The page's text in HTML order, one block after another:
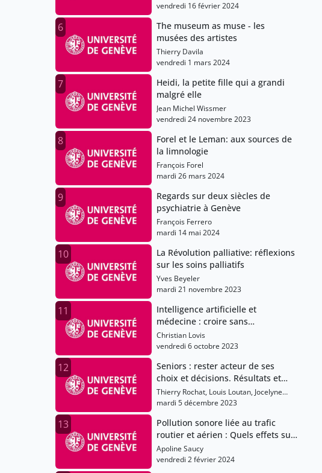
vendredi 16 février 2024
6
The museum as muse - les
musées des artistes
Thierry Davila
vendredi 1 mars 2024
7
Heidi, la petite fille qui a grandi
malgré elle
Jean Michel Wissmer
vendredi 24 novembre 2023
8
Forel et le Leman: aux sources de
la limnologie
François Forel
mardi 26 mars 2024
9
Regards sur deux siècles de
psychiatrie à Genève
François Ferrero
mardi 14 mai 2024
10
La Révolution palliative: réflexions
sur les soins palliatifs
Yves Beyeler
mardi 21 novembre 2023
11
Intelligence artificielle et
médecine : croire sans
comprendre?
Christian Lovis
vendredi 6 octobre 2023
12
Seniors : rester acteur de ses
choix et décisions. Résultats et
discussion du sondage UNI3
Thierry Rochat, Louis Loutan, Jocelyne
Favet, Claudine Sauvain-Dugerdil,
mardi 5 décembre 2023
13
Pollution sonore liée au trafic
routier et aérien : Quels effets sur
la santé?
Apoline Saucy
vendredi 2 février 2024